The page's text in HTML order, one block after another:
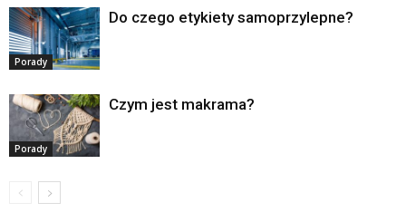
Porady
Do czego etykiety samoprzylepne?
Porady
Czym jest makrama?